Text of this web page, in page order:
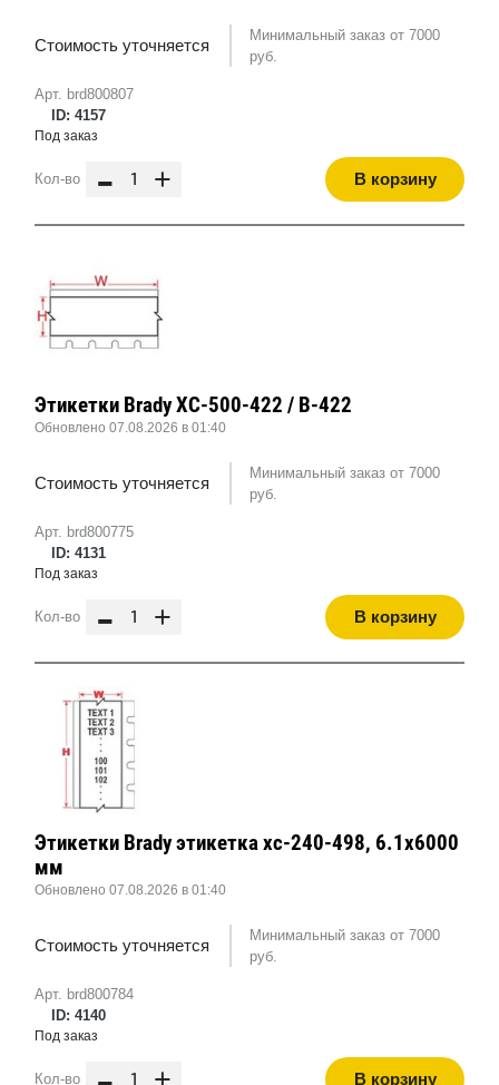
Арт. brd800807
ID: 4157
Стоимость уточняется
Минимальный заказ от 7000
руб.
Под заказ
Кол-во - + В корзину
Арт. brd800775
ID: 4131
Этикетки Brady XC-500-422 / B-422
Обновлено 07.08.2026 в 01:40
Стоимость уточняется
Минимальный заказ от 7000
руб.
Под заказ
Кол-во - + В корзину
Арт. brd800784
ID: 4140
Этикетки Brady этикетка xc-240-498, 6.1x6000
мм
Обновлено 07.08.2026 в 01:40
Стоимость уточняется
Минимальный заказ от 7000
руб.
Под заказ
Кол-во В корзину